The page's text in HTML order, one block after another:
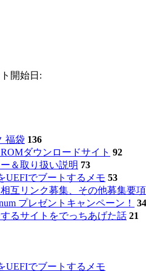
開始日:
福袋 136
ダウンロードサイト 92
＆取り扱い説明 73
UEFIでブートするメモ 53
互リンク募集、その他募集要
プレゼントキャンペーン！
34
るサイトをでっちあげた話 21
UEFIでブートするメモ